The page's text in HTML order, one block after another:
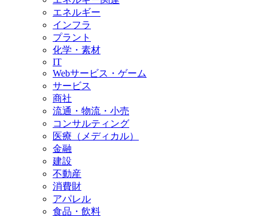
エネルギー
インフラ
プラント
化学・素材
IT
Webサービス・ゲーム
サービス
商社
流通・物流・小売
コンサルティング
医療（メディカル）
金融
建設
不動産
消費財
アパレル
食品・飲料